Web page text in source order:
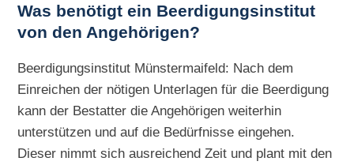
Was benötigt ein Beerdigungsinstitut
von den Angehörigen?
Beerdigungsinstitut Münstermaifeld: Nach dem
Einreichen der nötigen Unterlagen für die Beerdigung
kann der Bestatter die Angehörigen weiterhin
unterstützen und auf die Bedürfnisse eingehen.
Dieser nimmt sich ausreichend Zeit und plant mit den